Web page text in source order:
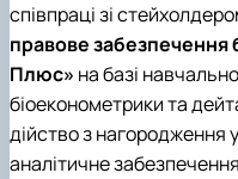
співпраці зі
правове забезпечення
Плюс» на базі
біоеконометрики та
дійство з нагородження
аналітичне